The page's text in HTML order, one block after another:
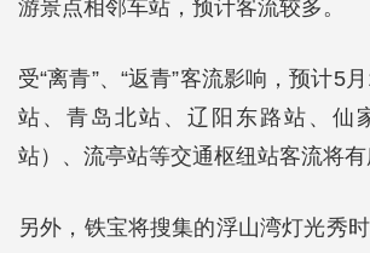
游景点相邻车站，预计客流较多。
受“离青”、“返青”客流影响，预计5
站、青岛北站、辽阳东路站、仙
站）、流亭站等交通枢纽站客流将有
另外，铁宝将搜集的浮山湾灯光秀